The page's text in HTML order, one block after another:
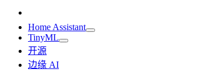
Home Assistant
TinyML
开源
边缘 AI